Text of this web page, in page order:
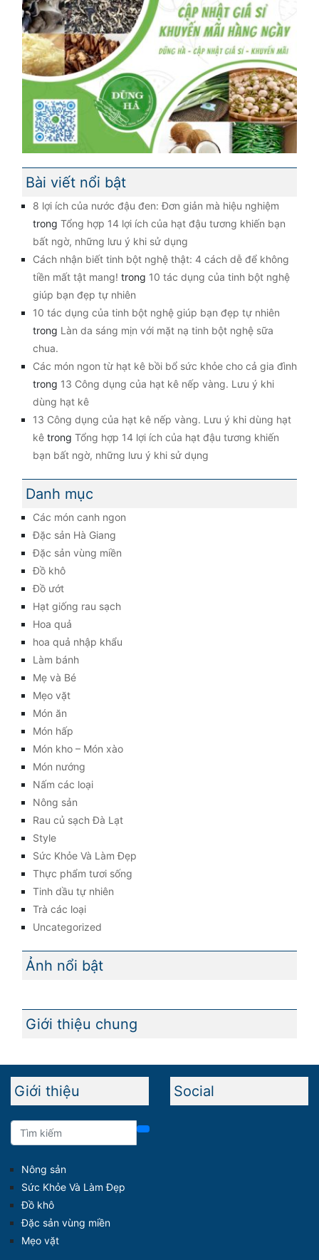
Bài viết nổi bật
8 lợi ích của nước đậu đen: Đơn giản mà hiệu nghiệm
trong Tổng hợp 14 lợi ích của hạt đậu tương khiến bạn
bất ngờ, những lưu ý khi sử dụng
Cách nhận biết tinh bột nghệ thật: 4 cách dễ để không
tiền mất tật mang! trong 10 tác dụng của tinh bột nghệ
giúp bạn đẹp tự nhiên
10 tác dụng của tinh bột nghệ giúp bạn đẹp tự nhiên
trong Làn da sáng mịn với mặt nạ tinh bột nghệ sữa
chua.
Các món ngon từ hạt kê bồi bổ sức khỏe cho cả gia đình
trong 13 Công dụng của hạt kê nếp vàng. Lưu ý khi
dùng hạt kê
13 Công dụng của hạt kê nếp vàng. Lưu ý khi dùng hạt
kê trong Tổng hợp 14 lợi ích của hạt đậu tương khiến
bạn bất ngờ, những lưu ý khi sử dụng
Danh mục
Các món canh ngon
Đặc sản Hà Giang
Đặc sản vùng miền
Đồ khô
Đồ ướt
Hạt giống rau sạch
Hoa quả
hoa quả nhập khẩu
Làm bánh
Mẹ và Bé
Mẹo vặt
Món ăn
Món hấp
Món kho – Món xào
Món nướng
Nấm các loại
Nông sản
Rau củ sạch Đà Lạt
Style
Sức Khỏe Và Làm Đẹp
Thực phẩm tươi sống
Tinh dầu tự nhiên
Trà các loại
Uncategorized
Ảnh nổi bật
Giới thiệu chung
Giới thiệu
Nông sản
Sức Khỏe Và Làm Đẹp
Đồ khô
Đặc sản vùng miền
Mẹo vặt
Social